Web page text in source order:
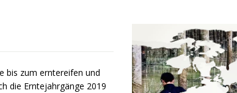
bis zum erntereifen und
die Erntejahrgänge 2019